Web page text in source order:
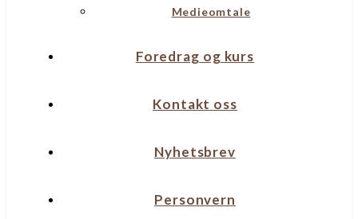
Medieomtale
Foredrag og kurs
Kontakt oss
Nyhetsbrev
Personvern